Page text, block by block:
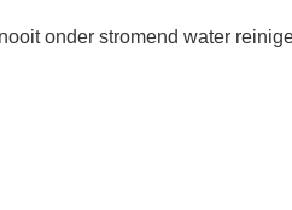
onder stromend water